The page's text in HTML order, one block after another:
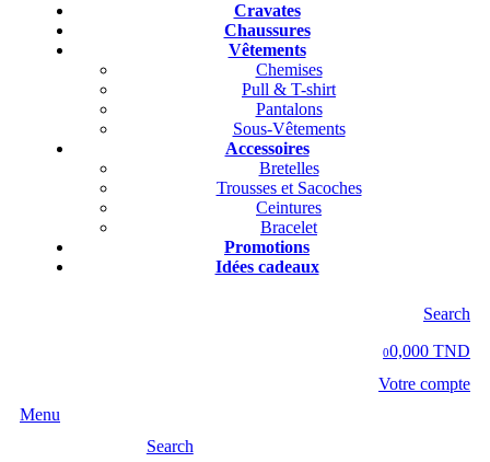
Cravates
Chaussures
Vêtements
Chemises
Pull & T-shirt
Pantalons
Sous-Vêtements
Accessoires
Bretelles
Trousses et Sacoches
Ceintures
Bracelet
Promotions
Idées cadeaux
Search
00,000 TND
Votre compte
Menu
Search